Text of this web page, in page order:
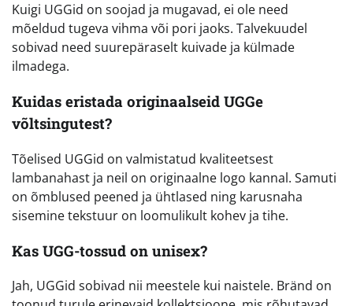
Kuigi UGGid on soojad ja mugavad, ei ole need
mõeldud tugeva vihma või pori jaoks. Talvekuudel
sobivad need suurepäraselt kuivade ja külmade
ilmadega.
Kuidas eristada originaalseid UGGe
võltsingutest?
Tõelised UGGid on valmistatud kvaliteetsest
lambanahast ja neil on originaalne logo kannal. Samuti
on õmblused peened ja ühtlased ning karusnaha
sisemine tekstuur on loomulikult kohev ja tihe.
Kas UGG-tossud on unisex?
Jah, UGGid sobivad nii meestele kui naistele. Bränd on